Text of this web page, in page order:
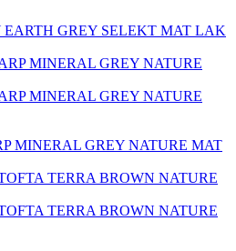
GREY SELEKT MAT LAK
MINERAL GREY NATURE MAT